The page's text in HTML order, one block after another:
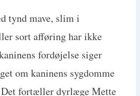
tynd mave, slim i
sort afføring har ikke
fordøjelse siger
om kaninens sygdomme
Det fortæller dyrlæge Mette